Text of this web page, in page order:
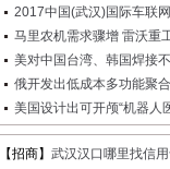
2017中国(武汉)国际车联
马里农机需求骤增 雷沃重
美对中国台湾、韩国焊接
俄开发出低成本多功能聚
美国设计出可开颅“机器人
【招商】 武汉汉口哪里找信